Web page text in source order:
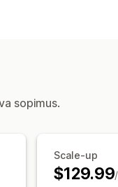
sopimus.
Scale-up
$129.99